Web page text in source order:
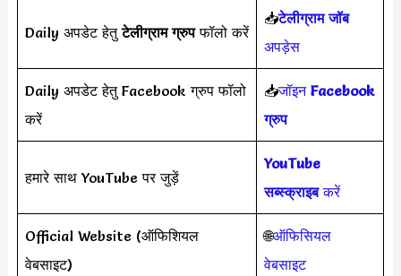
Daily अपडेट हेतुटेलीग्राम ग्रुपफॉलो करें
📥टेलीग्राम जॉब
अपड़ेस
Daily अपडेट हेतु Facebook ग्रुप फॉलो
करें
📥जॉइन Facebook
ग्रुप
हमारे साथ YouTube पर जुड़ें
YouTube
सब्स्क्राइबकरें
Official Website (ऑफिशियल
वेबसाइट)
🌐ऑफिसियल
वेबसाइट